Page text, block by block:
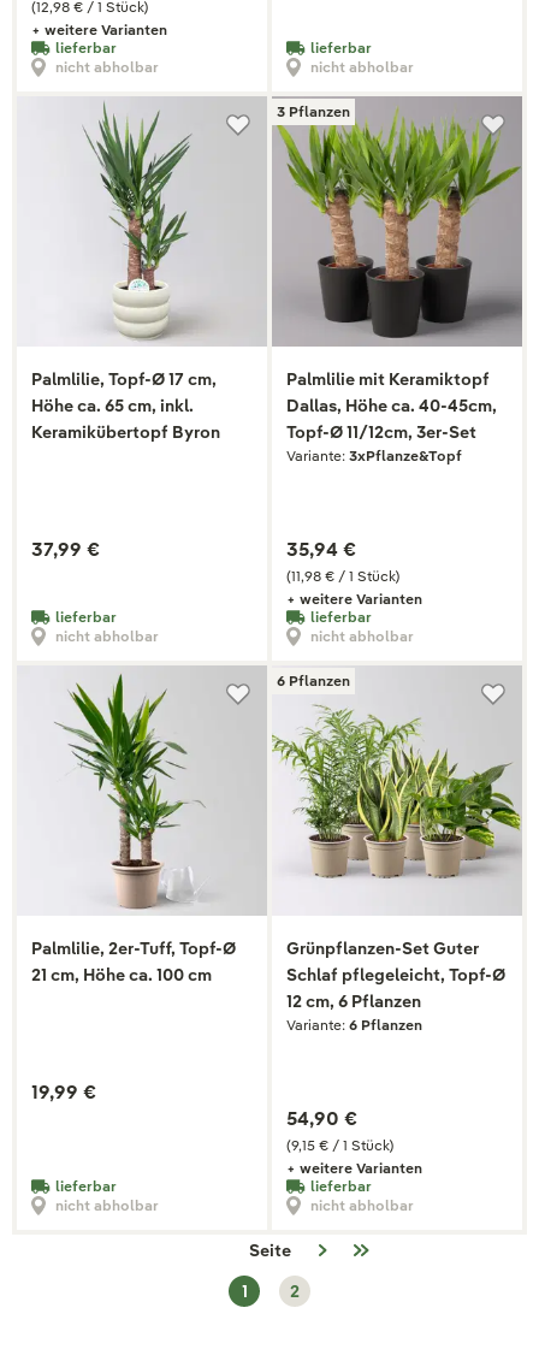
(12,98 € / 1 Stück)
+ weitere Varianten
lieferbar
nicht abholbar
lieferbar
nicht abholbar
Palmlilie, Topf-Ø 17 cm,
Höhe ca. 65 cm, inkl.
Keramikübertopf Byron
37,99 €
lieferbar
nicht abholbar
3 Pflanzen
Palmlilie mit Keramiktopf
Dallas, Höhe ca. 40-45cm,
Topf-Ø 11/12cm, 3er-Set
Variante: 3xPflanze&Topf
(11,98 € / 1 Stück)
35,94 €
+ weitere Varianten
lieferbar
nicht abholbar
Palmlilie, 2er-Tuff, Topf-Ø
21 cm, Höhe ca. 100 cm
19,99 €
lieferbar
nicht abholbar
6 Pflanzen
Grünpflanzen-Set Guter
Schlaf pflegeleicht, Topf-Ø
12 cm, 6 Pflanzen
Variante: 6 Pflanzen
(9,15 € / 1 Stück)
54,90 €
+ weitere Varianten
lieferbar
nicht abholbar
Seite
1
2